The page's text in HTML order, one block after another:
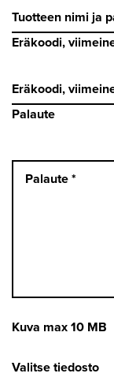
Eräkoodi,
Palaute
Kuva max 10 MB
Valitse tiedosto